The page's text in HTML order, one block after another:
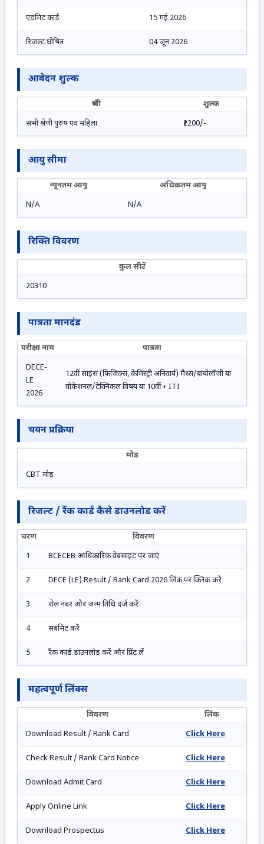
एडमिट कार्ड 15 मई 2026
रिजल्ट घोषित 04 जून 2026
आवेदन शुल्क
श्रेणी
शुल्क
सभी श्रेणी पुरुष एवं महिला
₹2200/-
आयु सीमा
न्यूनतम आयु
अधिकतम आयु
N/A
N/A
रिक्ति विवरण
कुल सीटें
20310
पात्रता मानदंड
परीक्षा नाम
पात्रता
DECE-
LE
2026
12वीं साइंस (फिजिक्स, केमिस्ट्री अनिवार्य) मैथ्स/बायोलॉजी या
वोकेशनल/टेक्निकल विषय या 10वीं + ITI
चयन प्रक्रिया
मोड
CBT मोड
रिजल्ट / रैंक कार्ड कैसे डाउनलोड करें
चरण
विवरण
1
BCECEB आधिकारिक वेबसाइट पर जाएं
2 DECE (LE) Result / Rank Card 2026 लिंक पर क्लिक करें
3 रोल नंबर और जन्म तिथि दर्ज करें
4 सबमिट करें
5 रैंक कार्ड डाउनलोड करें और प्रिंट लें
महत्वपूर्ण लिंक्स
विवरण
लिंक
Download Result / Rank Card
Click Here
Check Result / Rank Card Notice Click Here
Download Admit Card Click Here
Apply Online Link Click Here
Download Prospectus Click Here